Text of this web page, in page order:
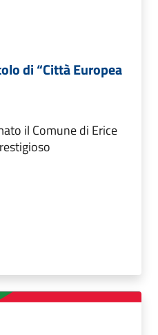
di “Città Europea
il Comune di Erice